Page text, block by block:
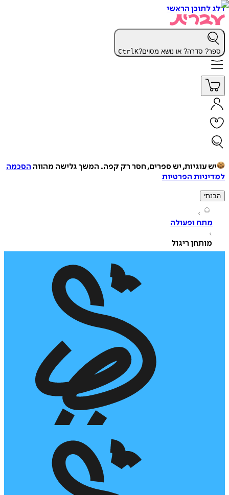
הראשי
סדרה? או נושא מסוים? CtrlK
עוגיות, יש ספרים, חסר רק קפה. המשך גלישה מהווההסכמה
הפרטיות
ופעולה
ריגול